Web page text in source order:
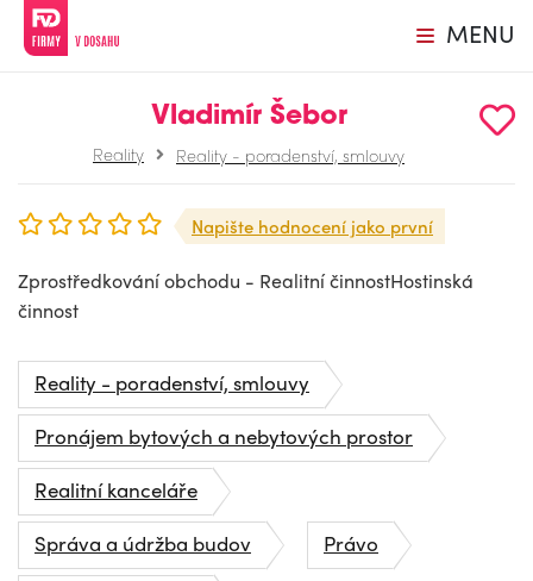
MENU
Vladimír Šebor
Reality Reality - poradenství, smlouvy
Napište hodnocení jako první
Zprostředkování obchodu - Realitní činnostHostinská
činnost
Reality - poradenství, smlouvy
Pronájem bytových a nebytových prostor
Realitní kanceláře
Správa a údržba budov
Právo